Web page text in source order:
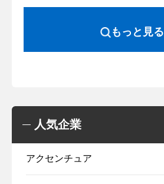
もっと見る
人気企業
アクセンチュア